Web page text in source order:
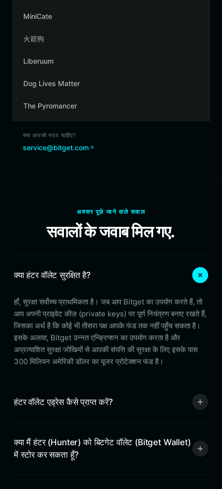
MiniCate
火箭狗
Liberuum
Dog Lives Matter
The Pyromancer
क्या आपको मदद चाहिए?
service@bitget.com
अक्सर पूछे जाने वाले सवाल
सवालों के जवाब मिल गए.
क्या हंटर वॉलेट सुरक्षित है?
हाँ, सुरक्षा सर्वोच्च प्राथमिकता है। जब आप Bitget का उपयोग करते हैं, तो
आप अपनी प्राइवेट कीज़ (private keys) पर पूर्ण नियंत्रण बनाए रखते हैं,
जिसका अर्थ है कि कोई भी तीसरा पक्ष आपके फंड तक नहीं पहुँच सकता है।
इसके अलावा, Bitget उन्नत एन्क्रिप्शन का उपयोग करता है और
अप्रत्याशित सुरक्षा जोखिमों से आपकी संपत्ति की सुरक्षा के लिए इसके पास
300 मिलियन अमेरिकी डॉलर का यूजर प्रोटेक्शन फंड है।
हंटर वॉलेट एड्रेस कैसे प्राप्त करें?
क्या मैं हंटर (Hunter) को बिटगेट वॉलेट (Bitget Wallet)
में स्टोर कर सकता हूँ?